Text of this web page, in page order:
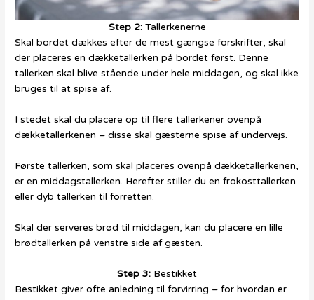
Step 2:Tallerkenerne
Skal bordet dækkes efter de mest gængse forskrifter, skal
der placeres en dækketallerken på bordet først. Denne
tallerken skal blive stående under hele middagen, og skal ikke
bruges til at spise af.
I stedet skal du placere op til flere tallerkener ovenpå
dækketallerkenen – disse skal gæsterne spise af undervejs.
Første tallerken, som skal placeres ovenpå dækketallerkenen,
er en middagstallerken. Herefter stiller du en frokosttallerken
eller dyb tallerken til forretten.
Skal der serveres brød til middagen, kan du placere en lille
brødtallerken på venstre side af gæsten.
Step 3: Bestikket
Bestikket giver ofte anledning til forvirring – for hvordan er